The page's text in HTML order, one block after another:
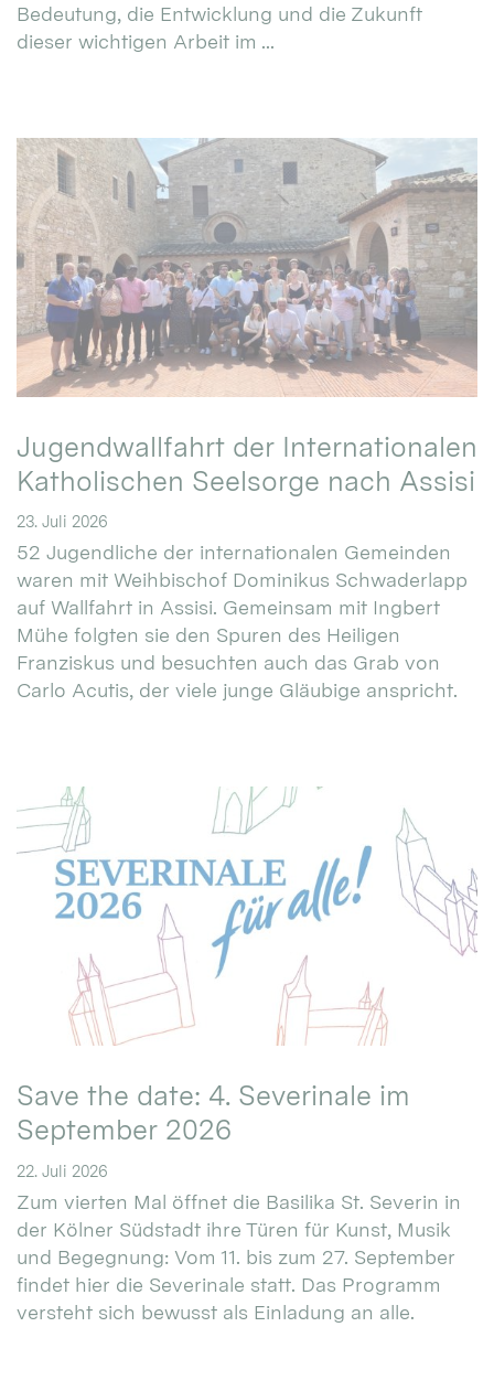
Bedeutung, die Entwicklung und die Zukunft
dieser wichtigen Arbeit im ...
Jugendwallfahrt der Internationalen
Katholischen Seelsorge nach Assisi
23. Juli 2026
52 Jugendliche der internationalen Gemeinden
waren mit Weihbischof Dominikus Schwaderlapp
auf Wallfahrt in Assisi. Gemeinsam mit Ingbert
Mühe folgten sie den Spuren des Heiligen
Franziskus und besuchten auch das Grab von
Carlo Acutis, der viele junge Gläubige anspricht.
Save the date: 4. Severinale im
September 2026
22. Juli 2026
Zum vierten Mal öffnet die Basilika St. Severin in
der Kölner Südstadt ihre Türen für Kunst, Musik
und Begegnung: Vom 11. bis zum 27. September
findet hier die Severinale statt. Das Programm
versteht sich bewusst als Einladung an alle.